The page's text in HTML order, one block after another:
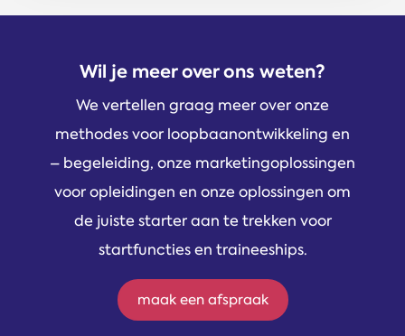
Wil je meer over ons weten?
We vertellen graag meer over onze
methodes voor loopbaanontwikkeling en
– begeleiding, onze marketingoplossingen
voor opleidingen en onze oplossingen om
de juiste starter aan te trekken voor
startfuncties en traineeships.
maak een afspraak